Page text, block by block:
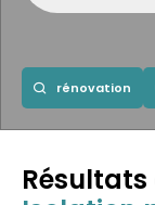
rénovation